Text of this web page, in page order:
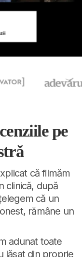
pe
că filmăm
clinică, după
că un
rămâne un
adunat toate
lăsat din proprie